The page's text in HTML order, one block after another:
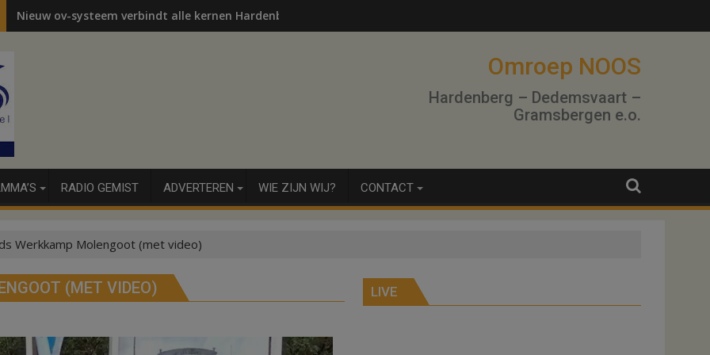
Nieuw ov-systeem verbindt alle kernen Hardenberg
Omroep NOOS
Hardenberg – Dedemsvaart –
Gramsbergen e.o.
RADIO GEMIST ADVERTEREN WIE ZIJN WIJ? CONTACT
Werkkamp Molengoot (met video)
(MET VIDEO) LIVE